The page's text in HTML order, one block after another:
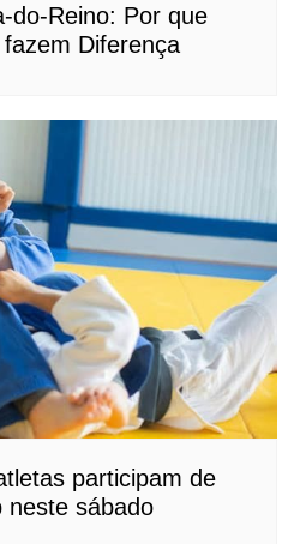
do-Reino: Por que
Diferença
participam de
neste sábado